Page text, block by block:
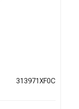
313971XF0C